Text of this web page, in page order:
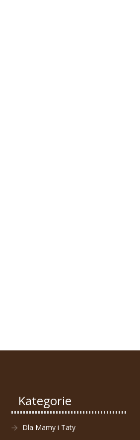
Kategorie
Dla Mamy i Taty